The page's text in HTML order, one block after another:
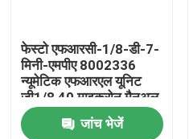
कारखाने का दौरा
गुणवत्ता नियंत्रण
फेस्टो एफआरसी-1/8-डी-7-
मिनी-एमपीए 8002336
न्यूमेटिक एफआरएल यूनिट
जी1/8 40 माइक्रोन मैनुअल
ड्रेन 0.5-7बार जिंक अलॉय
एमपीए गेज के साथ
जांच भेजें